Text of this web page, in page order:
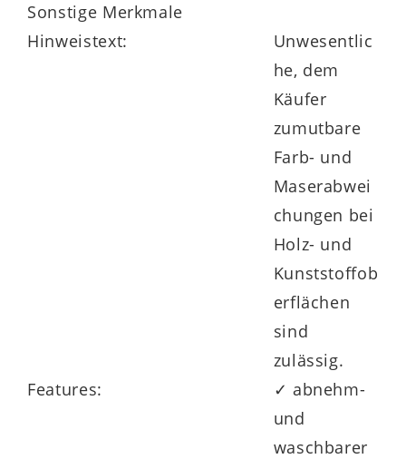
vielen Größen– sogar in
Sonderlängen
– zur Verfügung.
Sonstige Merkmale
Hinweistext:
Unwesentlic
he, dem
Käufer
zumutbare
Farb- und
Maserabwei
chungen bei
Holz- und
Kunststoffob
erflächen
sind
zulässig.
Features:
✓ abnehm-
und
waschbarer